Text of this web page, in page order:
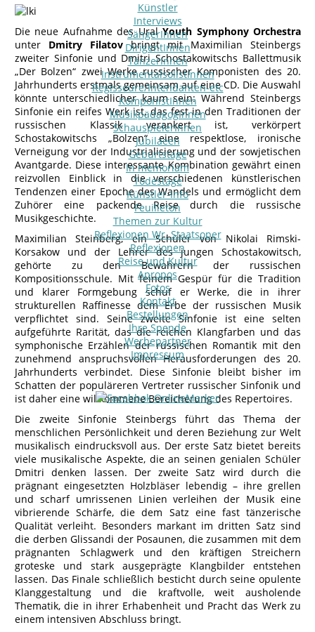
Künstler
Interviews
SängerInnen
DirigentInnen
TänzerInnen
InstrumentalsolistInnen
Regisseure/Intendanten-etc
KomponistInnen
MusikpädagogInnen
SchauspielerInnen
Jubilaeen
Geburtstage
In memoriam
Todestage
Künstler-Info
Feuilleton
Themen zur Kultur
Reflexionen Wr. Staatsoper
Reflexionen
Reise und Kultur
Apropos
Fotos
Kontakt
Bestellungen
Ihre Spende
Werbepartner
Impressum
Die neue Aufnahme des UralYouth Symphony Orchestra
unter Dmitry Filatov bringt mit Maximilian Steinbergs
zweiter Sinfonie und Dmitri Schostakowitschs Ballettmusik
„Der Bolzen“ zwei Werke russischer Komponisten des 20.
Jahrhunderts erstmals gemeinsam auf eine CD. Die Auswahl
könnte unterschiedlicher kaum sein: Während Steinbergs
Sinfonie ein reifes Werk ist, das fest in den Traditionen der
russischen Klassik verankert ist, verkörpert
Schostakowitschs „Bolzen“ eine respektlose, ironische
Verneigung vor der Industrialisierung und der sowjetischen
Avantgarde. Diese interessante Kombination gewährt einen
reizvollen Einblick in die verschiedenen künstlerischen
Tendenzen einer Epoche des Wandels und ermöglicht dem
Zuhörer eine packende Reise durch die russische
Musikgeschichte.
Maximilian Steinberg, ein Schüler von Nikolai Rimski-
Korsakow und der Lehrer des jungen Schostakowitsch,
gehörte zu den Bewahrern der russischen
Kompositionsschule. Mit feinem Gespür für die Tradition
und klarer Formgebung schuf er Werke, die in ihrer
strukturellen Raffinesse dem Erbe der russischen Musik
verpflichtet sind. Seine zweite Sinfonie ist eine selten
aufgeführte Rarität, das die reichen Klangfarben und das
symphonische Erzählen der russischen Romantik mit den
zunehmend anspruchsvollen Herausforderungen des 20.
Jahrhunderts verbindet. Diese Sinfonie bleibt bisher im
Schatten der populäreren Vertreter russischer Sinfonik und
ist daher eine willkommene Bereicherung des Repertoires.
Die zweite Sinfonie Steinbergs führt das Thema der
menschlichen Persönlichkeit und deren Beziehung zur Welt
musikalisch eindrucksvoll aus. Der erste Satz bietet bereits
viele musikalische Aspekte, die an seinen genialen Schüler
Dmitri denken lassen. Der zweite Satz wird durch die
prägnant eingesetzten Holzbläser lebendig – ihre grellen
und scharf umrissenen Linien verleihen der Musik eine
vibrierende Schärfe, die dem Satz eine fast tänzerische
Qualität verleiht. Besonders markant im dritten Satz sind
die derben Glissandi der Posaunen, die zusammen mit dem
prägnanten Schlagwerk und den kräftigen Streichern
groteske und stark ausgeprägte Klangbilder entstehen
lassen. Das Finale schließlich besticht durch seine opulente
Klanggestaltung und die kraftvolle, weit ausholende
Thematik, die in ihrer Erhabenheit und Pracht das Werk zu
einem intensiven Abschluss bringt.